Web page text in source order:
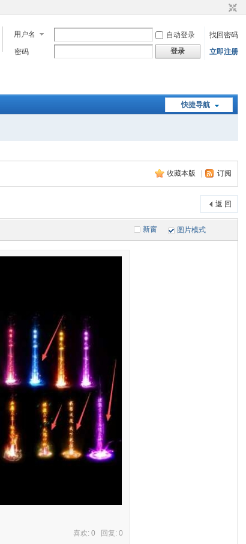
用户名 自动登录
找回密码
密码
登录 立即注册
快捷导航
收藏本版 订阅
返 回
新窗 图片模式
喜欢: 0 回复:0